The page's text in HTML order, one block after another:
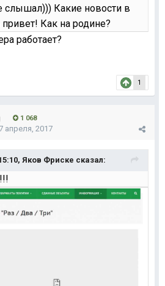
слышал))) Какие новости в
Как на родине?
работает?
1
1 068
апреля, 2017
Яков Фриске сказал: